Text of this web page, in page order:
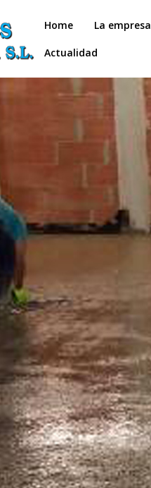
Home La empresa
Actualidad